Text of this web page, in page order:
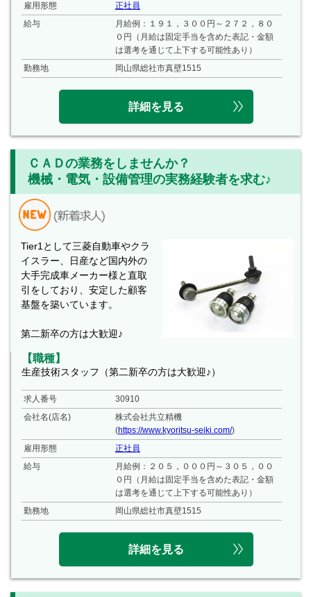
雇用形態
正社員
給与
月給例：１９１，３００円～２７２，８０
０円（月給は固定手当を含めた表記・金額
は選考を通じて上下する可能性あり）
勤務地
岡山県総社市真壁1515
詳細を見る
ＣＡＤの業務をしませんか？
機械・電気・設備管理の実務経験者を求む♪
Tier1として三菱自動車やクラ
イスラー、日産など国内外の
大手完成車メーカー様と直取
引をしており、安定した顧客
基盤を築いています。
第二新卒の方は大歓迎♪
【職種】
生産技術スタッフ（第二新卒の方は大歓迎♪）
求人番号
30910
会社名(店名)
株式会社共立精機
(https://www.kyoritsu-seiki.com/)
雇用形態
正社員
給与
月給例：２０５，０００円～３０５，００
０円（月給は固定手当を含めた表記・金額
は選考を通じて上下する可能性あり）
勤務地
岡山県総社市真壁1515
詳細を見る